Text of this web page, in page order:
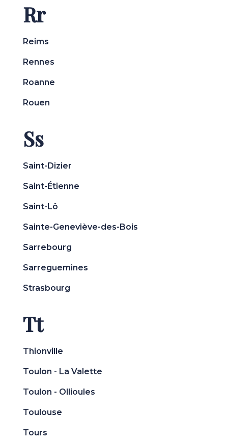
Rr
Reims
Rennes
Roanne
Rouen
Ss
Saint-Dizier
Saint-Étienne
Saint-Lô
Sainte-Geneviève-des-Bois
Sarrebourg
Sarreguemines
Strasbourg
Tt
Thionville
Toulon - La Valette
Toulon - Ollioules
Toulouse
Tours